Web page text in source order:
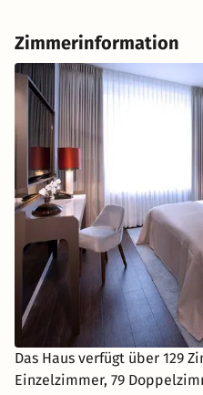
Zimmerinformation
Das Haus verfügt über 129
Einzelzimmer, 79